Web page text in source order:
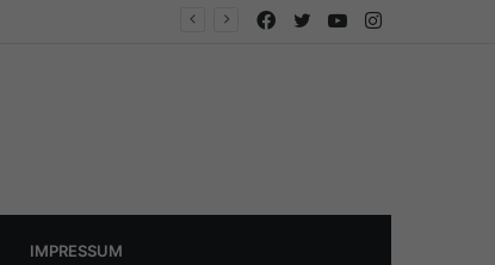
YouTube
Twitter
Facebook
IMPRESSUM